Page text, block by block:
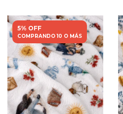
5% OFF
COMPRANDO 10 O MÁS